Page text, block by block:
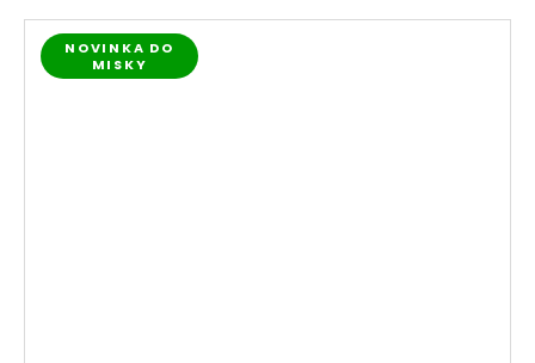
NOVINKA DO
MISKY